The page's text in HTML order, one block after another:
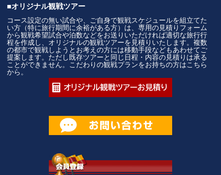
■オリジナル観戦ツアー
コース設定の無い試合や、ご自身で観戦スケジュールを組立てた
い方（特に旅行期間に余裕がある方）は、専用の見積りフォーム
から観戦希望試合や泊数などをお送りいただければ適切な旅行行
程を作成し、オリジナルの観戦ツアーを見積りいたします。複数
の都市で観戦しようとお考えの方には移動手段などもあわせてご
提案します。ただし既存ツアーと同じ日程・内容の見積りは承る
ことができません。こだわりの観戦プランをお持ちの方はこちら
から。